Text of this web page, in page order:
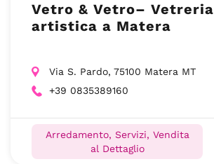
Vetro & Vetro– Vetreria
artistica a Matera
Via S. Pardo, 75100 Matera MT
+39 0835389160
Arredamento, Servizi, Vendita
al Dettaglio